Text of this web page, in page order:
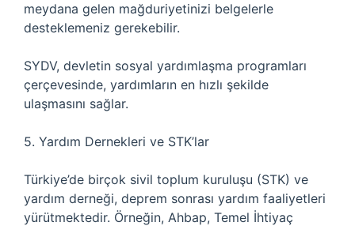
meydana gelen mağduriyetinizi belgelerle
desteklemeniz gerekebilir.
SYDV, devletin sosyal yardımlaşma programları
çerçevesinde, yardımların en hızlı şekilde
ulaşmasını sağlar.
5. Yardım Dernekleri ve STK’lar
Türkiye’de birçok sivil toplum kuruluşu (STK) ve
yardım derneği, deprem sonrası yardım faaliyetleri
yürütmektedir. Örneğin, Ahbap, Temel İhtiyaç